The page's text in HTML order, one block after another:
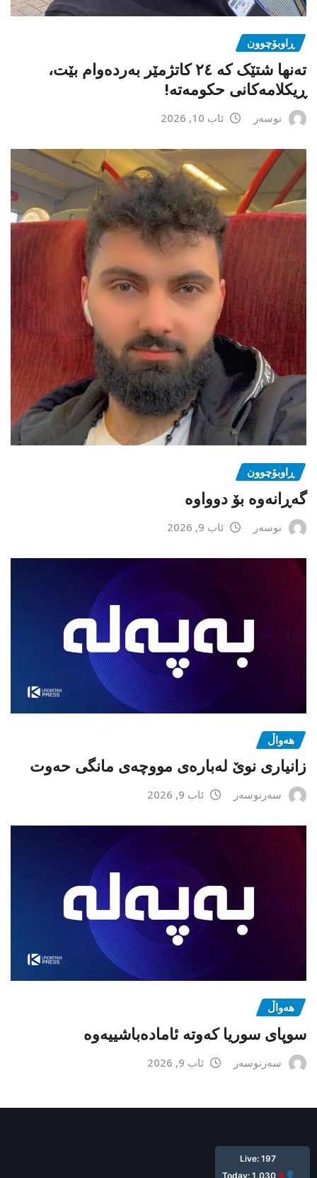
ڕاوبۆچوون
تەنها شتێک کە ٢٤ کاتژمێر بەردەوام بێت،
ڕیکلامەکانی حکومەتە!
نوسەر ئاب 10, 2026
ڕاوبۆچوون
گەڕانەوە بۆ دوواوە
نوسەر ئاب 9, 2026
هەواڵ
زانیاری نوێ لەبارەی مووچەی مانگی حەوت
سەرنوسەر ئاب 9, 2026
هەواڵ
سوپای سوریا کەوتە ئامادەباشییەوە
سەرنوسەر ئاب 9, 2026
ئێستا: ١٩٧
ئه‌مرۆ: ١,٠٣٠